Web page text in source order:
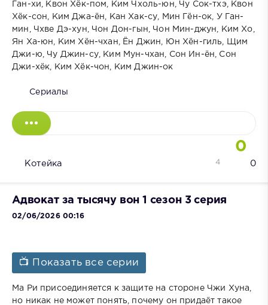
Ган-хи, Квон Хёк-пом, Ким Чхоль-юн, Чу Сок-тхэ, Квон
Хёк-сон, Ким Джа-ён, Кан Хак-су, Мин Гён-ок, У Ган-
мин, Чхве Дэ-хун, Чон Дон-гын, Чон Мин-джун, Ким Хо,
Ян Ха-юн, Ким Хён-чхан, Ён Джин, Юн Хён-гиль, Щим
Джи-ю, Чу Джин-су, Ким Мун-чхан, Сон Ин-ён, Сон
Джи-хёк, Ким Хёк-чон, Ким Джин-ок
Сериалы
0
Котейка 0
4
Адвокат за тысячу вон 1 сезон 3 серия
02/06/2026 00:16
📺 Показать все серии
Ма Ри присоединяется к защите на стороне Чжи Хуна,
но никак не может понять, почему он придаёт такое